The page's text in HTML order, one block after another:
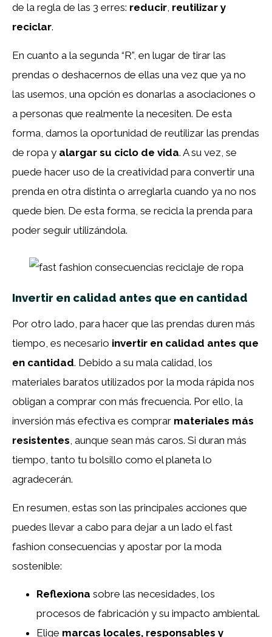
de la regla de las 3 erres: reducir, reutilizar y
reciclar.
En cuanto a la segunda “R”, en lugar de tirar las
prendas o deshacernos de ellas una vez que ya no
las usemos, una opción es donarlas a asociaciones o
a personas que realmente la necesiten. De esta
forma, damos la oportunidad de reutilizar las prendas
de ropa y alargar su ciclo de vida. A su vez, se
puede hacer uso de la creatividad para convertir una
prenda en otra distinta o arreglarla cuando ya no nos
quede bien. De esta forma, se recicla la prenda para
poder seguir utilizándola.
Invertir en calidad antes que en cantidad
Por otro lado, para hacer que las prendas duren más
tiempo, es necesario invertir en calidad antes que
en cantidad. Debido a su mala calidad, los
materiales baratos utilizados por la moda rápida nos
obligan a comprar con más frecuencia. Por ello, la
inversión más efectiva es comprar materiales más
resistentes, aunque sean más caros. Si duran más
tiempo, tanto tu bolsillo como el planeta lo
agradecerán.
En resumen, estas son las principales acciones que
puedes llevar a cabo para dejar a un lado el fast
fashion consecuencias y apostar por la moda
sostenible:
Reflexiona sobre las necesidades, los
procesos de fabricación y su impacto ambiental.
Elige marcas locales, responsables y